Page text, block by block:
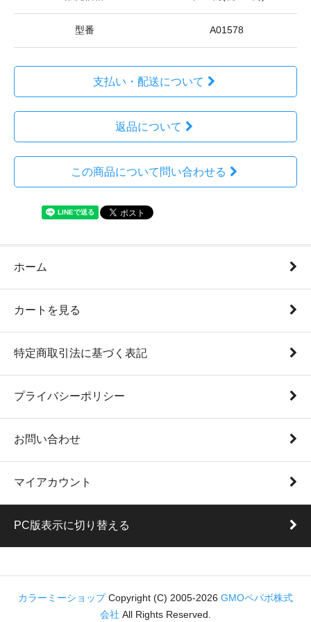
型番 A01578
支払い・配送について
返品について
この商品について問い合わせる
ホーム
カートを見る
特定商取引法に基づく表記
プライバシーポリシー
お問い合わせ
マイアカウント
PC版表示に切り替える
カラーミーショップ Copyright (C) 2005-2026 GMOペパボ株式
会社 All Rights Reserved.